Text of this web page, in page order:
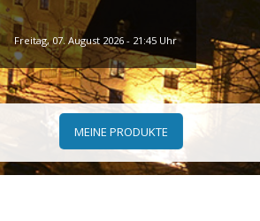
Freitag, 07. August 2026 - 21:45 Uhr
MEINE PRODUKTE